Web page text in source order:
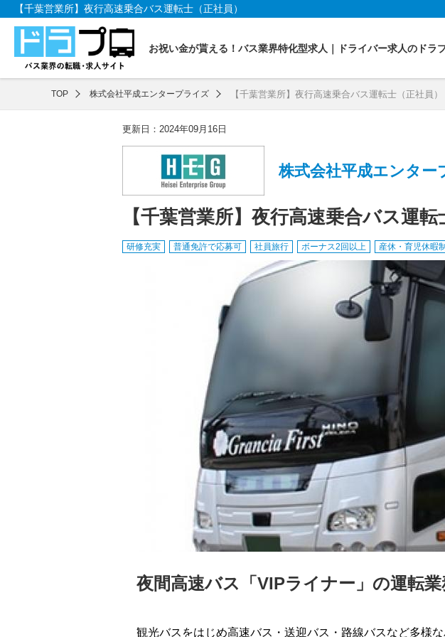
【千葉営業所】夜行高速乗合バス運転士（正社員）
お祝い金が貰える！バス業界特化型求人｜ドライバー求人のドラ
TOP 株式会社平成エンタープライズ 【千葉営業所】夜行高速乗合バス運転士（正社員）
更新日：2024年09月16日
株式会社平成エンター
【千葉営業所】夜行高速乗合バス運転
研修充実 普通免許で応募可 社員旅行 ボーナス2回以上 産休・育児休暇
夜間高速バス「VIPライナー」の運転